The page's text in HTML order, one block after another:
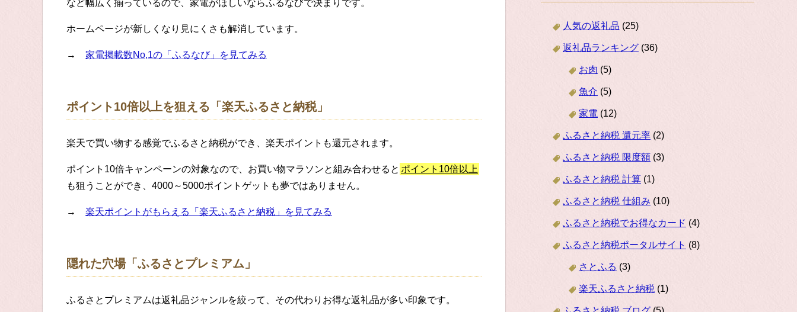
など幅広く揃っているので、家電がほしいならふるなびで決まりです。
ホームページが新しくなり見にくさも解消しています。
→ 家電掲載数No,1の「ふるなび」を見てみる
ポイント10倍以上を狙える「楽天ふるさと納税」
楽天で買い物する感覚でふるさと納税ができ、楽天ポイントも還元されます。
ポイント10倍キャンペーンの対象なので、お買い物マラソンと組み合わせると ポイント10倍以上
も狙うことができ、4000～5000ポイントゲットも夢ではありません。
→ 楽天ポイントがもらえる「楽天ふるさと納税」を見てみる
隠れた穴場「ふるさとプレミアム」
ふるさとプレミアムは返礼品ジャンルを絞って、その代わりお得な返礼品が多い印象です。
人気の返礼品 (25)
返礼品ランキング (36)
お肉 (5)
魚介 (5)
家電 (12)
ふるさと納税 還元率 (2)
ふるさと納税 限度額 (3)
ふるさと納税 計算 (1)
ふるさと納税 仕組み (10)
ふるさと納税でお得なカード (4)
ふるさと納税ポータルサイト (8)
さとふる (3)
楽天ふるさと納税 (1)